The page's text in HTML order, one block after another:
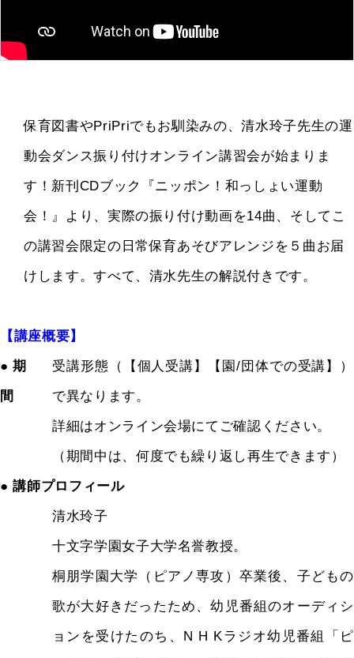
保育図書やPriPriでもお馴染みの、清水玲子先生の運
動会ダンス振り付けオンライン講習会が始まりま
す！新刊CDブック『ニッポン！和っしょい運動
会！』より、実際の振り付け動画を14曲、そしてこ
の講習会限定の日常保育あそびアレンジを５曲お届
けします。すべて、清水先生の解説付きです。
【講座概要】
● 期
間
受講形態（【個人受講】【園/団体での受講】）
で異なります。
詳細はオンライン会場にてご確認ください。
（期間中は、何度でも繰り返し再生できます）
● 講師プロフィール
清水玲子
十文字学園女子大学名誉教授。
桐朋学園大学（ピアノ専攻）卒業後、子どもの
歌が大好きだったため、幼児番組のオーディシ
ョンを受けたのち、N H Kラジオ幼児番組「ピ